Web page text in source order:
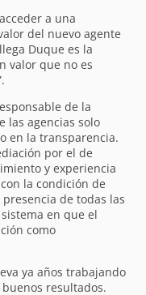
a una
del nuevo agente
Duque es la
valor que no es
de la
las agencias solo
en la transparencia.
por el de
y experiencia
la condición de
de todas las
en que el
como
ya años trabajando
resultados.